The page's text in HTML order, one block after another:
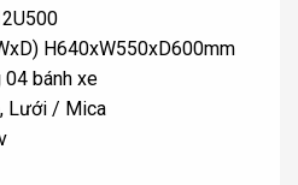
H640xW550xD600mm
04 bánh xe
Lưới / Mica